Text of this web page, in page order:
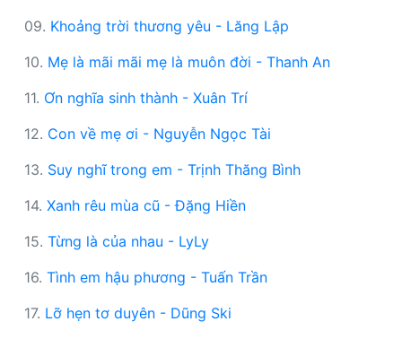
09. Khoảng trời thương yêu - Lăng Lập
10. Mẹ là mãi mãi mẹ là muôn đời - Thanh An
11. Ơn nghĩa sinh thành - Xuân Trí
12. Con về mẹ ơi - Nguyễn Ngọc Tài
13. Suy nghĩ trong em - Trịnh Thăng Bình
14. Xanh rêu mùa cũ - Đặng Hiền
15. Từng là của nhau - LyLy
16. Tình em hậu phương - Tuấn Trần
17. Lỡ hẹn tơ duyên - Dũng Ski